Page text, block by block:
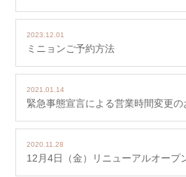
2023.12.01
ミニョンご予約方法
2021.01.14
緊急事態宣言による営業時間変更の
2020.11.28
12月4日（金）リニューアルオープ